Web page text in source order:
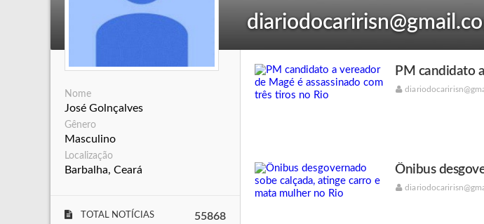
Nome
José Golnçalves
Gênero
Masculino
Localização
Barbalha, Ceará
TOTAL NOTÍCIAS 55868
PM candidato
Ônibus